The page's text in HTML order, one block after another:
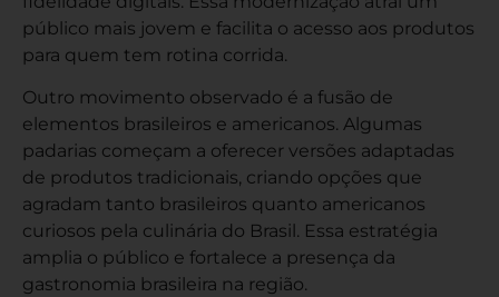
público mais jovem e facilita o acesso aos produtos
para quem tem rotina corrida.
Outro movimento observado é a fusão de
elementos brasileiros e americanos. Algumas
padarias começam a oferecer versões adaptadas
de produtos tradicionais, criando opções que
agradam tanto brasileiros quanto americanos
curiosos pela culinária do Brasil. Essa estratégia
amplia o público e fortalece a presença da
gastronomia brasileira na região.